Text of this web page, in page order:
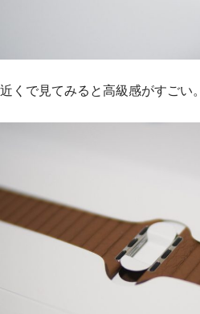
近くで見てみると高級感がすごい。